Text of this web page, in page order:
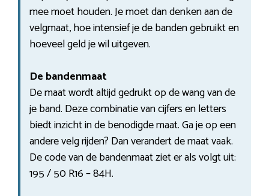
mee moet houden. Je moet dan denken aan de
velgmaat, hoe intensief je de banden gebruikt en
hoeveel geld je wil uitgeven.
De bandenmaat
De maat wordt altijd gedrukt op de wang van de
je band. Deze combinatie van cijfers en letters
biedt inzicht in de benodigde maat. Ga je op een
andere velg rijden? Dan verandert de maat vaak.
De code van de bandenmaat ziet er als volgt uit:
195 / 50 R16 – 84H.